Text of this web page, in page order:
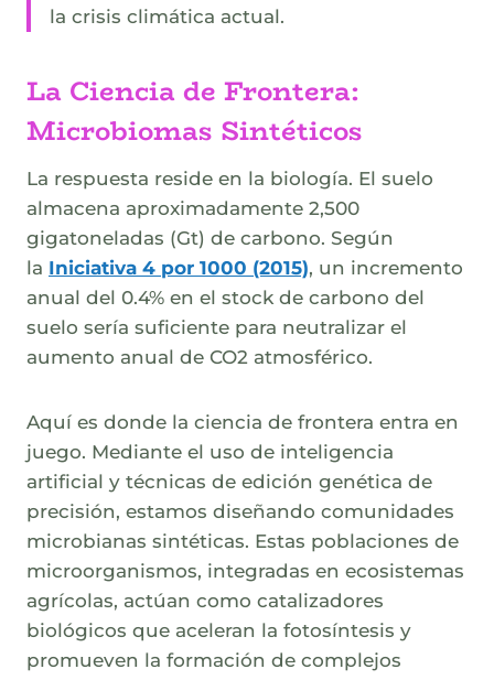
la crisis climática actual.
La Ciencia de Frontera:
Microbiomas Sintéticos
La respuesta reside en la biología. El suelo
almacena aproximadamente 2,500
gigatoneladas (Gt) de carbono. Según
la Iniciativa 4 por 1000 (2015), un incremento
anual del 0.4% en el stock de carbono del
suelo sería suficiente para neutralizar el
aumento anual de CO2 atmosférico.
Aquí es donde la ciencia de frontera entra en
juego. Mediante el uso de inteligencia
artificial y técnicas de edición genética de
precisión, estamos diseñando comunidades
microbianas sintéticas. Estas poblaciones de
microorganismos, integradas en ecosistemas
agrícolas, actúan como catalizadores
biológicos que aceleran la fotosíntesis y
promueven la formación de complejos